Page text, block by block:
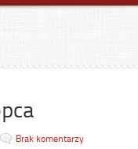
Brak komentarzy